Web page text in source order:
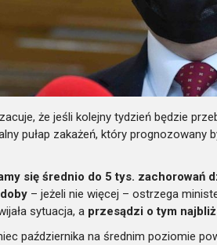
że jeśli kolejny tydzień będzie
pułap zakażeń, który prognozowany
się średnio do 5 tys. zachorowań
– jeżeli nie więcej – ostrzega
sytuacja, a przesądzi o tym
października na średnim poziomie